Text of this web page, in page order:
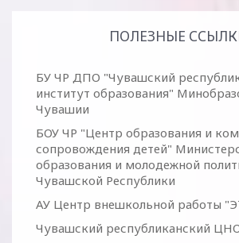
ПОЛЕЗНЫЕ
БУ ЧР ДПО "Чувашский
институт образования"
Чувашии
БОУ ЧР "Центр образования и
сопровождения детей"
образования и молодежной
Чувашской Республики
АУ Центр внешкольной работы
Чувашский республиканский